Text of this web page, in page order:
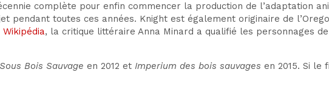
complète pour enfin commencer la production de l’adaptation
pendant toutes ces années. Knight est également originaire de
Wikipédia, la critique littéraire Anna Minard a qualifié les personnages
Sous Bois Sauvage en 2012 et Imperium des bois sauvages en 2015. Si le